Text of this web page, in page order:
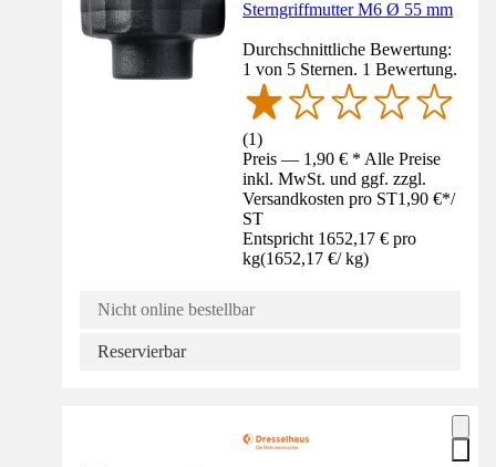
Sterngriffmutter M6 Ø 55 mm
Durchschnittliche Bewertung:
1 von 5 Sternen. 1 Bewertung.
(1)
Preis — 1,90 € * Alle Preise
inkl. MwSt. und ggf. zzgl.
Versandkosten pro ST1,90 €*/
ST
Entspricht 1652,17 € pro
kg(1652,17 €/ kg)
Nicht online bestellbar
Reservierbar